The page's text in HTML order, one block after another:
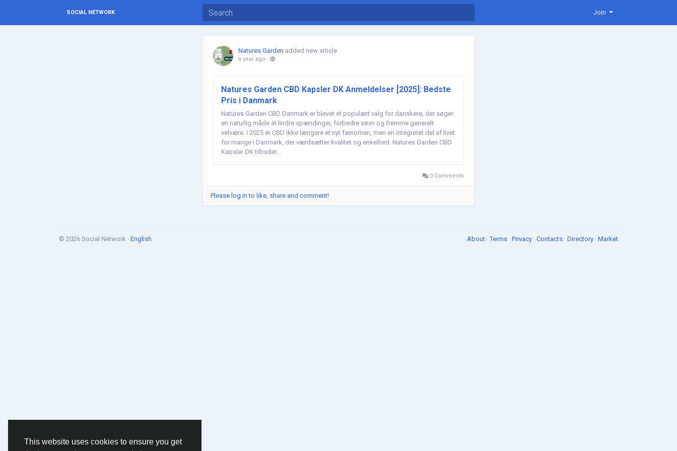
This website uses cookies to ensure you get
SOCIAL NETWORK Join
Natures Garden added new article
a year ago -
Natures Garden CBD Kapsler DK Anmeldelser [2025]: Bedste
Pris i Danmark
Natures Garden CBD Danmark er blevet et populært valg for danskere, der søger
en naturlig måde at lindre spændinger, forbedre søvn og fremme generelt
velvære. I 2025 er CBD ikke længere et nyt fænomen, men en integreret del af livet
for mange i Danmark, der værdsætter kvalitet og enkelhed. Natures Garden CBD
Kapsler DK tilbyder...
0 Comments
Please log in to like, share and comment!
© 2026 Social Network · English About ·Terms · Privacy · Contacts · Directory · Market